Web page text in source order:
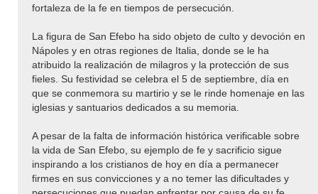
fortaleza de la fe en tiempos de persecución.
La figura de San Efebo ha sido objeto de culto y devoción en
Nápoles y en otras regiones de Italia, donde se le ha
atribuido la realización de milagros y la protección de sus
fieles. Su festividad se celebra el 5 de septiembre, día en
que se conmemora su martirio y se le rinde homenaje en las
iglesias y santuarios dedicados a su memoria.
A pesar de la falta de información histórica verificable sobre
la vida de San Efebo, su ejemplo de fe y sacrificio sigue
inspirando a los cristianos de hoy en día a permanecer
firmes en sus convicciones y a no temer las dificultades y